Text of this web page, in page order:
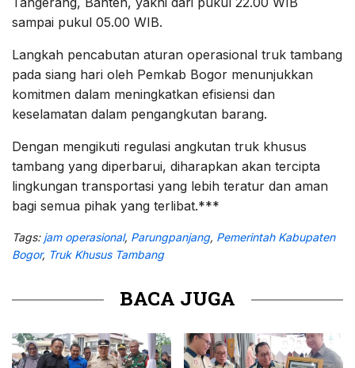
sampai pukul 05.00 WIB.
Langkah pencabutan aturan operasional truk tambang
pada siang hari oleh Pemkab Bogor menunjukkan
komitmen dalam meningkatkan efisiensi dan
keselamatan dalam pengangkutan barang.
Dengan mengikuti regulasi angkutan truk khusus
tambang yang diperbarui, diharapkan akan tercipta
lingkungan transportasi yang lebih teratur dan aman
bagi semua pihak yang terlibat.***
Tags: jam operasional, Parungpanjang, Pemerintah Kabupaten
Bogor, Truk Khusus Tambang
BACA JUGA